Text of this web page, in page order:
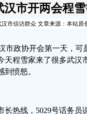
汉市开两会程
市信访群众 文章来源：本站原
市政协开会第一天，
天程雪家来了很多武
愤怒。
热线，5029号话务员